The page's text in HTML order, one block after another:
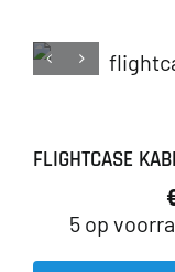
100mm
aantal
FLIGHTCASE
5 op